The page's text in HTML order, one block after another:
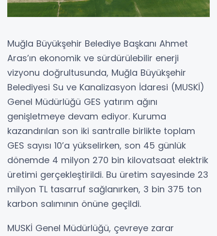
Muğla Büyükşehir Belediye Başkanı Ahmet
Aras’ın ekonomik ve sürdürülebilir enerji
vizyonu doğrultusunda, Muğla Büyükşehir
Belediyesi Su ve Kanalizasyon İdaresi (MUSKİ)
Genel Müdürlüğü GES yatırım ağını
genişletmeye devam ediyor. Kuruma
kazandırılan son iki santralle birlikte toplam
GES sayısı 10’a yükselirken, son 45 günlük
dönemde 4 milyon 270 bin kilovatsaat elektrik
üretimi gerçekleştirildi. Bu üretim sayesinde 23
milyon TL tasarruf sağlanırken, 3 bin 375 ton
karbon salımının önüne geçildi.
MUSKİ Genel Müdürlüğü, çevreye zarar